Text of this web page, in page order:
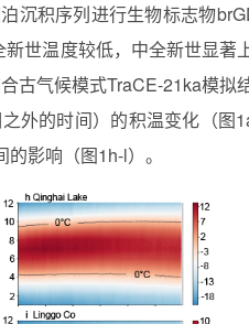
沉积序列进行生物标志物
世温度较低，中全新世显著
古气候模式TraCE-21ka模拟
外的时间）的积温变化（图
影响（图1h-l）。